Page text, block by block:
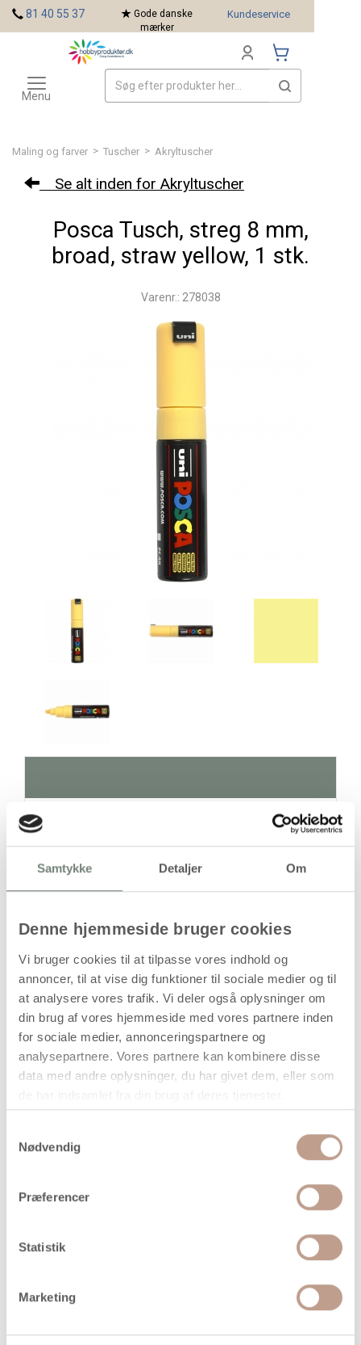
Samtykke Detaljer Om
Denne hjemmeside bruger cookies
Vi bruger cookies til at tilpasse vores indhold og
annoncer, til at vise dig funktioner til sociale medier og til
at analysere vores trafik. Vi deler også oplysninger om
din brug af vores hjemmeside med vores partnere inden
for sociale medier, annonceringspartnere og
analysepartnere. Vores partnere kan kombinere disse
data med andre oplysninger, du har givet dem, eller som
Nødvendig
Præferencer
Statistik
Marketing
Maling og farver > Tuscher > Akryltuscher
Se alt inden for Akryltuscher
Posca Tusch, streg 8 mm,
broad, straw yellow, 1 stk.
Varenr.: 278038
Antal Pris / Stk
77,94
(62,35kr.ekskl. moms)
Leveringsomkostninger
Læg i kurven
Din bestilling er først bindende,
når vi har bekræftet din ordre.
Levering: 1-3 hverdage
pumpespids. Velegnet til alverdens overflader. Tørrer mat
81 40 55 37
Gode danske
mærker
Kundeservice
Toggle
navigation
Menu
Mærker